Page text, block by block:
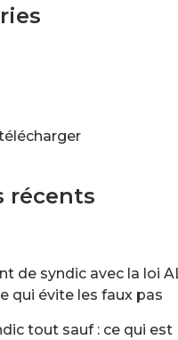
récents
de syndic avec la loi
qui évite les faux pas
tout sauf : ce qui est